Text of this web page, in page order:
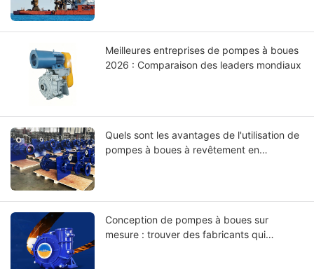
Meilleures entreprises de pompes à boues
2026 : Comparaison des leaders mondiaux
Quels sont les avantages de l'utilisation de
pompes à boues à revêtement en
Conception de pompes à boues sur
mesure : trouver des fabricants qui